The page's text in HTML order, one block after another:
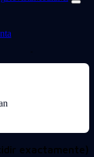
exactamente)